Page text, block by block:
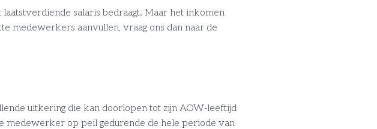
salaris bedraagt. Maar het inkomen
medewerkers aanvullen, vraag ons dan naar de
uitkering die kan doorlopen tot zijn AOW-leeftijd
medewerker op peil gedurende de hele periode van